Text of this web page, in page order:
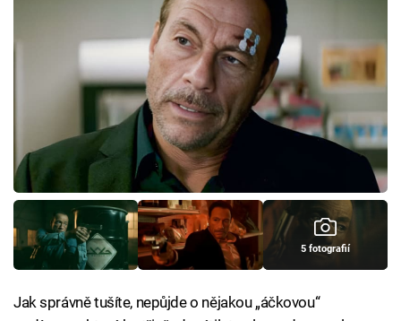
5 fotografií
Jak správně tušíte, nepůjde o nějakou „áčkovou“